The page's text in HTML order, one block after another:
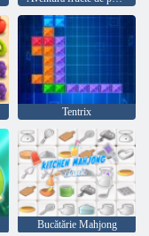
Tentrix
Bucătărie Mahjong